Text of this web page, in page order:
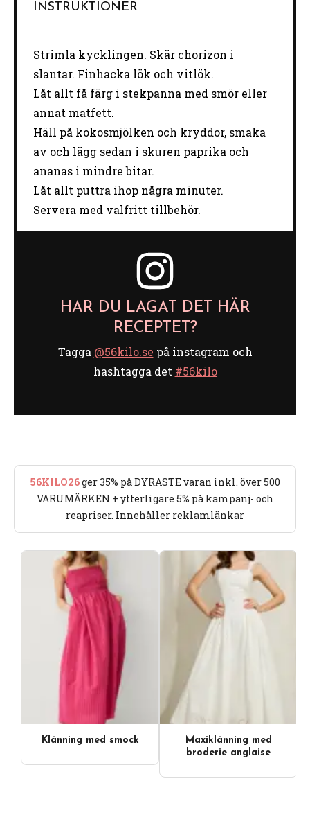
INSTRUKTIONER
Strimla kycklingen. Skär chorizon i
slantar. Finhacka lök och vitlök.
Låt allt få färg i stekpanna med smör eller
annat matfett.
Häll på kokosmjölken och kryddor, smaka
av och lägg sedan i skuren paprika och
ananas i mindre bitar.
Låt allt puttra ihop några minuter.
Servera med valfritt tillbehör.
HAR DU LAGAT DET HÄR
RECEPTET?
Tagga @56kilo.se på instagram och
hashtagga det #56kilo
56KILO26ger 35% på DYRASTE varan inkl. över 500
VARUMÄRKEN + ytterligare 5% på kampanj- och
reapriser. Innehåller reklamlänkar
Klänning med smock
Maxiklänning med
broderie anglaise